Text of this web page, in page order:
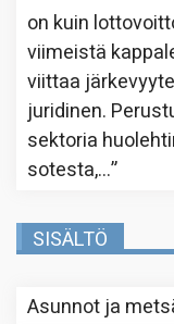
on kuin
viimeistä
viittaa
juridinen.
sektoria
sotesta,…”
SISÄLTÖ
Asunnot ja